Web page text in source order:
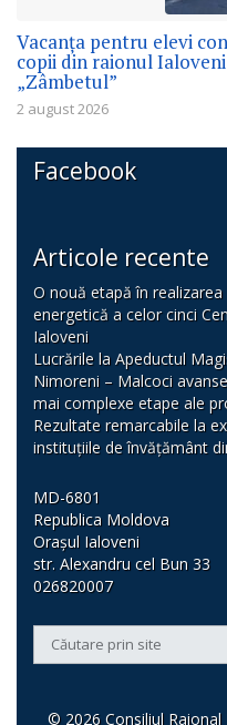
Vacanța pentru elevi
copii din raionul
„Zâmbetul”
2 august 2026
Facebook
Articole recente
O nouă etapă în
energetică a celor cinci
Ialoveni
Lucrările la Apeductul
Nimoreni – Malcoci
mai complexe etape ale
Rezultate remarcabile la
instituțiile de învățământ
MD-6801
Republica Moldova
Orașul Ialoveni
str. Alexandru cel Bun 33
026820007
© 2026 Consiliul